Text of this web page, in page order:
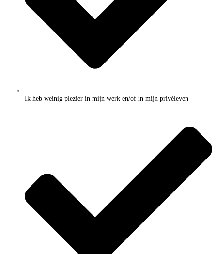
Ik heb weinig plezier in mijn werk en/of in mijn privéleven